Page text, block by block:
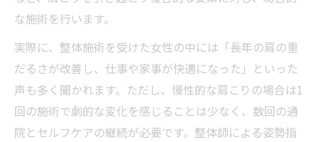
な施術を行います。
実際に、整体施術を受けた女性の中には「長年の肩の重
だるさが改善し、仕事や家事が快適になった」といった
声も多く聞かれます。ただし、慢性的な肩こりの場合は1
回の施術で劇的な変化を感じることは少なく、数回の通
院とセルフケアの継続が必要です。整体師による姿勢指